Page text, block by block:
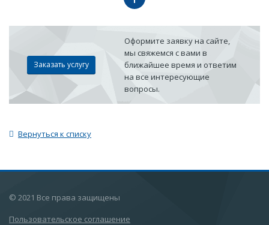
Заказать услугу
Оформите заявку на сайте,
мы свяжемся с вами в
ближайшее время и ответим
на все интересующие
вопросы.
Вернуться к списку
© 2021 Все права защищены
Пользовательское соглашение